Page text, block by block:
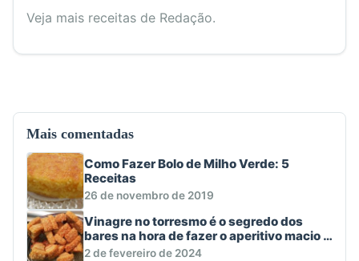
Veja mais receitas de Redação.
Mais comentadas
Como Fazer Bolo de Milho Verde: 5
Receitas
26 de novembro de 2019
Vinagre no torresmo é o segredo dos
bares na hora de fazer o aperitivo macio e
crocante
2 de fevereiro de 2024